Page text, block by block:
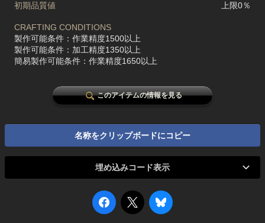
初期品質値
上限0％
CRAFTING CONDITIONS
製作可能条件：作業精度1500以上
製作可能条件：加工精度1350以上
簡易製作可能条件：作業精度1650以上
このアイテムの情報を見る
名称をクリップボードにコピー
埋め込みコード表示